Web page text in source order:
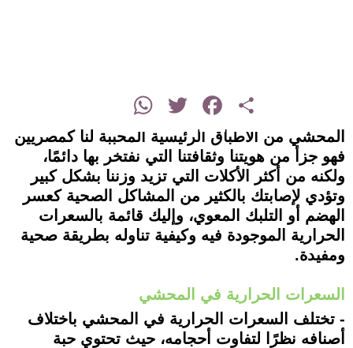
Share
Facebook
Twitter
WhatsApp
المحشي من الأطباق الرئيسية المحببة لنا كمصريين
فهو جزأ من هويتنا وثقافتنا التي نفتخر بها دائمًا،
ولكنه من أكثر الأكلات التي تزيد وزننا بشكل كبير
وتؤدي لإصابتك بالكثير من المشاكل الصحية كعسر
الهضم أو التلبك المعوي، وإليك قائمة بالسعرات
الحرارية الموجودة فيه وكيفية تناوله بطريقة صحية
ومفيدة.
السعرات الحرارية في المحشي
- تختلف السعرات الحرارية في المحشي باختلاف
أصنافه نظرًا لتفاوت أحجامه، حيث تحتوي حبة